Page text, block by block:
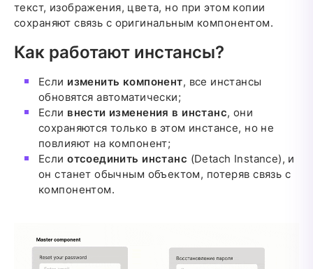
текст, изображения, цвета, но при этом копии
сохраняют связь с оригинальным компонентом.
Как работают инстансы?
Если изменить компонент, все инстансы
обновятся автоматически;
Если внести изменения в инстанс, они
сохраняются только в этом инстансе, но не
повлияют на компонент;
Еслиотсоединить инстанс (Detach Instance), и
он станет обычным объектом, потеряв связь с
компонентом.